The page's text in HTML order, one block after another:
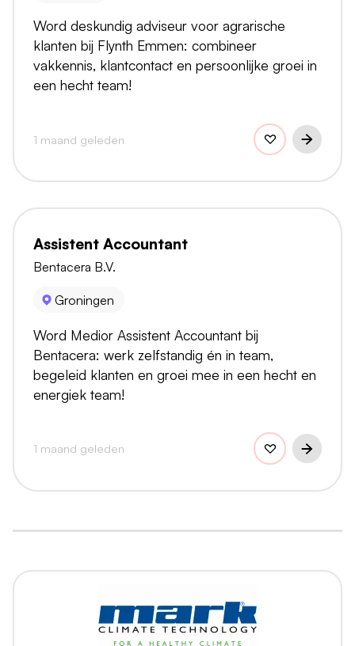
Word deskundig adviseur voor agrarische
klanten bij Flynth Emmen: combineer
vakkennis, klantcontact en persoonlijke groei in
een hecht team!
1 maand geleden
Assistent Accountant
Bentacera B.V.
Groningen
Word Medior Assistent Accountant bij
Bentacera: werk zelfstandig én in team,
begeleid klanten en groei mee in een hecht en
energiek team!
1 maand geleden